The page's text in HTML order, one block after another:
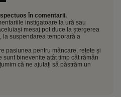
în comentarii.
instigatoare la ură sau
mesaj pot duce la ștergerea
la suspendarea temporară a
pasiunea pentru mâncare, rețete și
binevenite atât timp cât rămân
că ne ajutați să păstrăm un